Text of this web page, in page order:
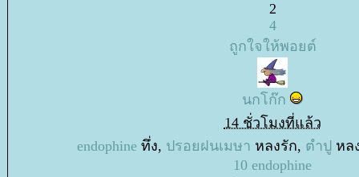
2
4
ถูกใจให้พอยต์
นกโก๊ก
14 ชั่วโมงที่แล้ว
endophine ทึ่ง, ปรอยฝนเมษา หลงรัก, ตำปู หล
10 endophine